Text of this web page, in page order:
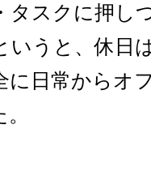
タスクに押し
いうと、休日
に日常からオ